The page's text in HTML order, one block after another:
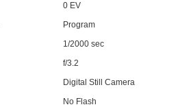
0 EV
Program
1/2000 sec
f/3.2
Digital Still Camera
No Flash